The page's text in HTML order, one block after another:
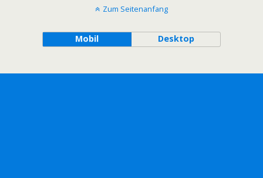
Zum Seitenanfang
Mobil Desktop